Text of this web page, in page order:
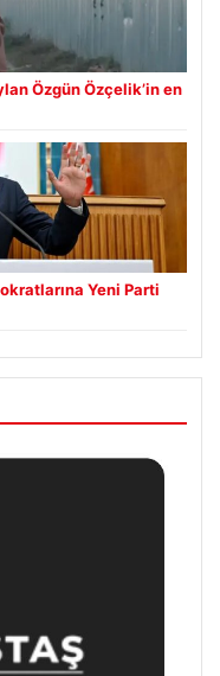
Özgün Özçelik’in en
Yeni Parti